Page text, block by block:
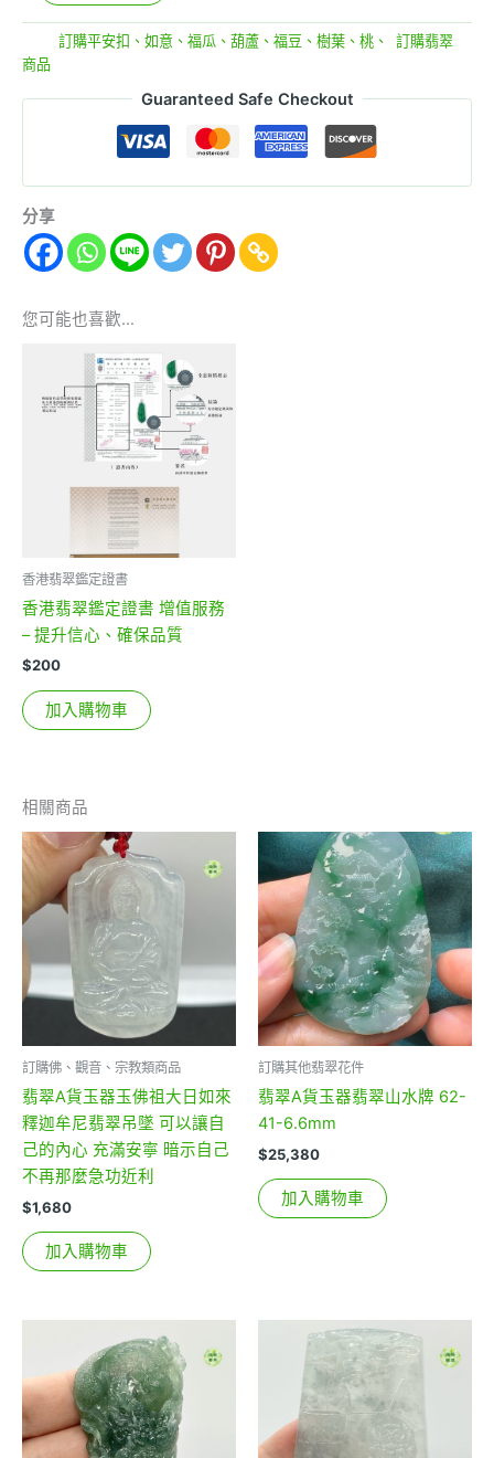
訂購平安扣、如意、福瓜、葫蘆、福豆、樹葉、桃、
訂購翡翠
商品
Guaranteed Safe Checkout
分享
您可能也喜歡…
香港翡翠鑑定證書
香港翡翠鑑定證書 增值服務
– 提升信心、確保品質
$200
加入購物車
相關商品
訂購佛、觀音、宗教類商品
翡翠A貨玉器玉佛祖大日如來
釋迦牟尼翡翠吊墜 可以讓自
己的內心 充滿安寧 暗示自己
不再那麼急功近利
$1,680
加入購物車
訂購其他翡翠花件
翡翠A貨玉器翡翠山水牌 62-
41-6.6mm
$25,380
加入購物車